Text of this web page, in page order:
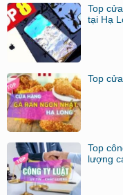
Top
tại Hạ
Top
Top
lượng